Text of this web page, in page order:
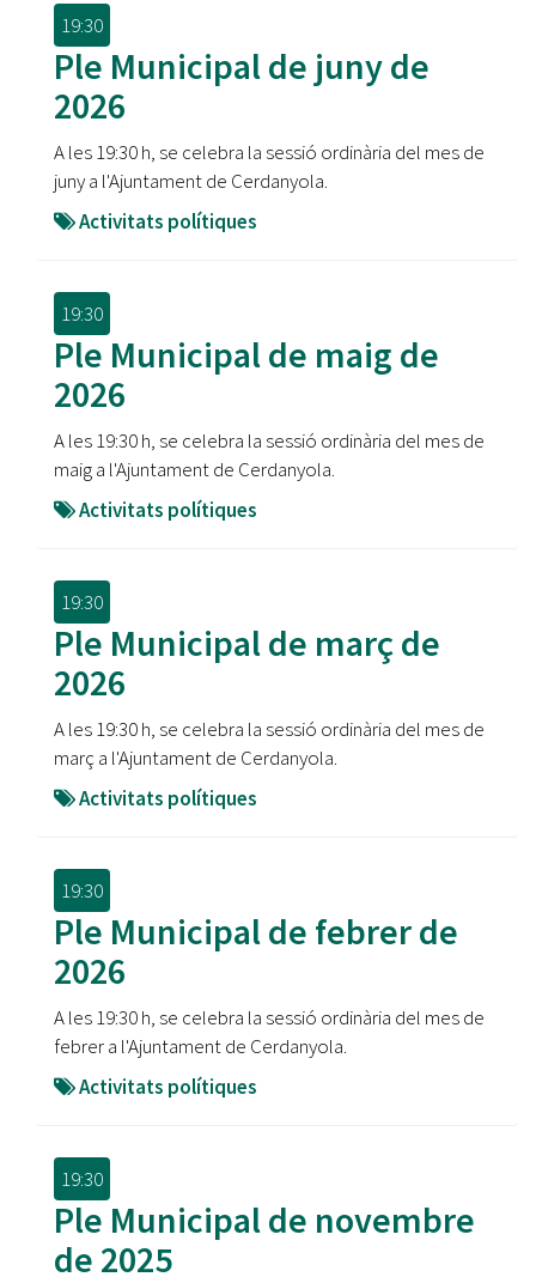
19:30
Ple Municipal de juny de
2026
A les 19:30 h, se celebra la sessió ordinària del mes de
juny a l'Ajuntament de Cerdanyola.
Activitats polítiques
19:30
Ple Municipal de maig de
2026
A les 19:30 h, se celebra la sessió ordinària del mes de
maig a l'Ajuntament de Cerdanyola.
Activitats polítiques
19:30
Ple Municipal de març de
2026
A les 19:30 h, se celebra la sessió ordinària del mes de
març a l'Ajuntament de Cerdanyola.
Activitats polítiques
19:30
Ple Municipal de febrer de
2026
A les 19:30 h, se celebra la sessió ordinària del mes de
febrer a l'Ajuntament de Cerdanyola.
Activitats polítiques
19:30
Ple Municipal de novembre
de 2025